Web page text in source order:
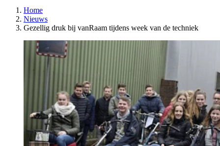
Home
Nieuws
Gezellig druk bij vanRaam tijdens week van de techniek